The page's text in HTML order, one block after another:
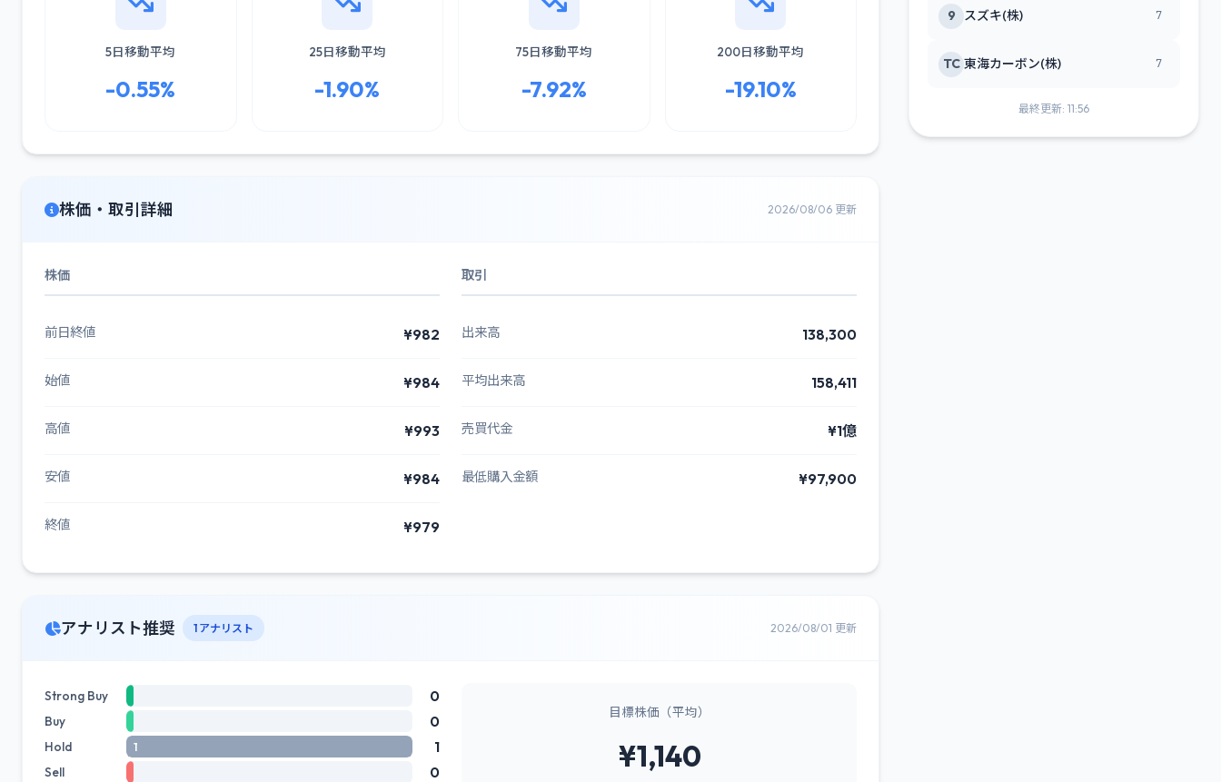
5日移動平均
-0.55%
25日移動平均
-1.90%
75日移動平均
-7.92%
200日移動平均
-19.10%
株価・取引詳細 2026/08/06 更新
株価
前日終値 ¥982
始値 ¥984
高値 ¥993
安値 ¥984
終値 ¥979
取引
出来高 138,300
平均出来高 158,411
売買代金 ¥1億
最低購入金額 ¥97,900
アナリスト推奨 1 アナリスト 2026/08/01 更新
Strong Buy 0
Buy 0
Hold 1 1
Sell 0
目標株価（平均）
¥1,140
9 スズキ(株) 7
TC 東海カーボン(株) 7
最終更新: 11:56